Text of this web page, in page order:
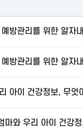
방관리를 위한 알자
방관리를 위한 알자
아이 건강정보, 무엇
마와 우리 아이 건강